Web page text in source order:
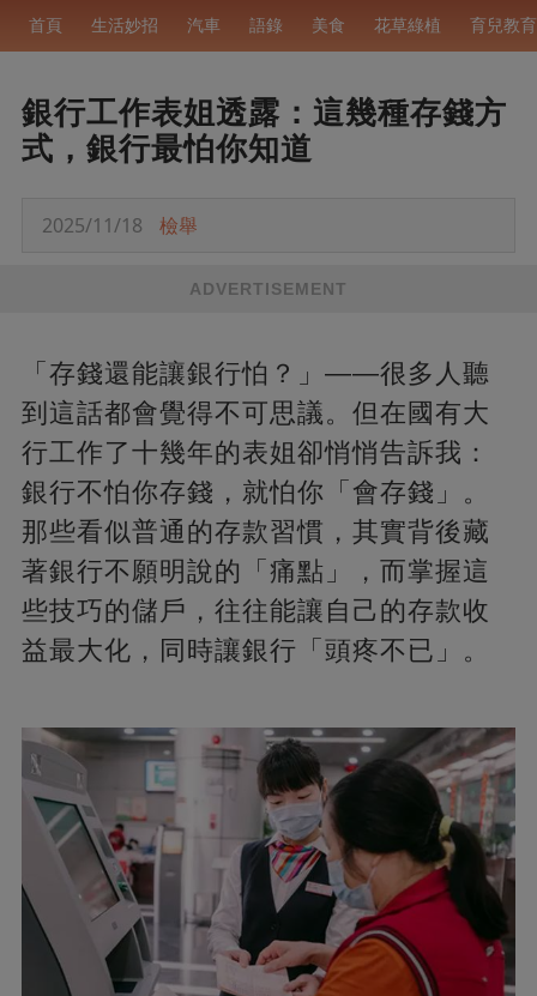
首頁 生活妙招 汽車 語錄 美食 花草綠植 育兒教育
銀行工作表姐透露：這幾種存錢方
式，銀行最怕你知道
2025/11/18 檢舉
ADVERTISEMENT
「存錢還能讓銀行怕？」——很多人聽
到這話都會覺得不可思議。但在國有大
行工作了十幾年的表姐卻悄悄告訴我：
銀行不怕你存錢，就怕你「會存錢」。
那些看似普通的存款習慣，其實背後藏
著銀行不願明說的「痛點」，而掌握這
些技巧的儲戶，往往能讓自己的存款收
益最大化，同時讓銀行「頭疼不已」。